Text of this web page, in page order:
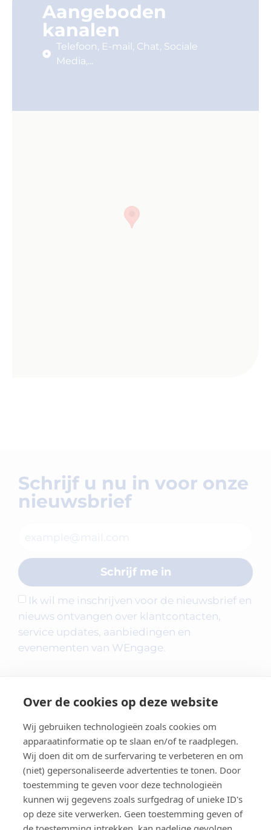
Over de cookies op deze website
Wij gebruiken technologieën zoals cookies om
apparaatinformatie op te slaan en/of te raadplegen.
Wij doen dit om de surfervaring te verbeteren en om
(niet) gepersonaliseerde advertenties te tonen. Door
toestemming te geven voor deze technologieën
kunnen wij gegevens zoals surfgedrag of unieke ID's
op deze site verwerken. Geen toestemming geven of
Aangeboden
kanalen
Telefoon, E-mail, Chat, Sociale
Media,...
Schrijf u nu in voor onze
nieuwsbrief
Ik wil me inschrijven voor de nieuwsbrief en
nieuws ontvangen over klantcontacten,
service updates, aanbiedingen en
evenementen van WEngage.
Schrijf me in
Contact